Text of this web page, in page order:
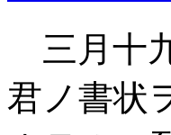
三月十
君ノ書状